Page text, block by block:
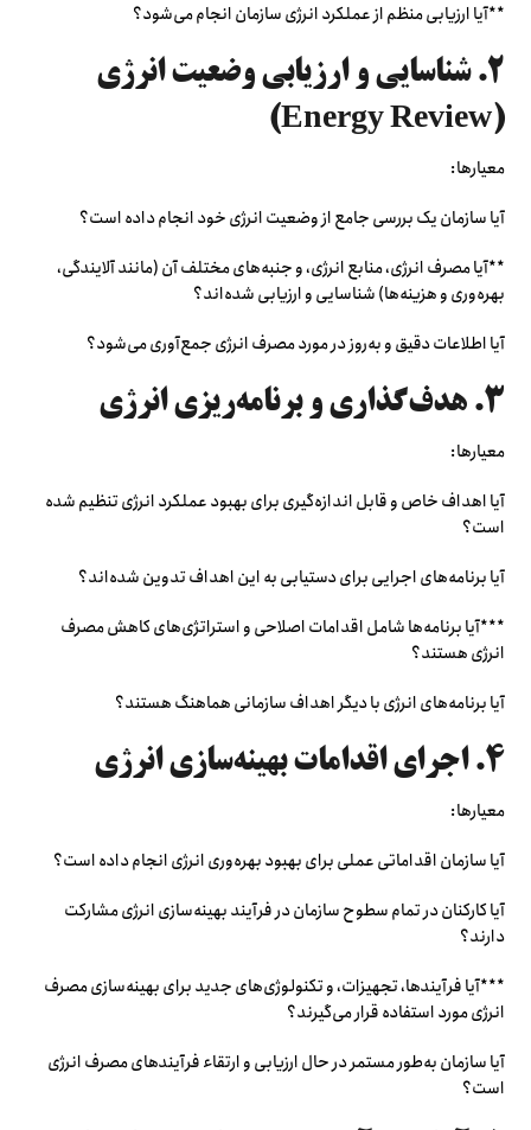
**آیا ارزیابی منظم از عملکرد انرژی سازمان انجام می‌شود؟
۲. شناسایی و ارزیابی وضعیت انرژی
(Energy Review)
معیارها:
آیا سازمان یک بررسی جامع از وضعیت انرژی خود انجام داده است؟
**آیا مصرف انرژی، منابع انرژی، و جنبه‌های مختلف آن (مانند آلایندگی،
بهره‌وری و هزینه‌ها) شناسایی و ارزیابی شده‌اند؟
آیا اطلاعات دقیق و به‌روز در مورد مصرف انرژی جمع‌آوری می‌شود؟
۳. هدف‌گذاری و برنامه‌ریزی انرژی
معیارها:
آیا اهداف خاص و قابل اندازه‌گیری برای بهبود عملکرد انرژی تنظیم شده
است؟
آیا برنامه‌های اجرایی برای دستیابی به این اهداف تدوین شده‌اند؟
***آیا برنامه‌ها شامل اقدامات اصلاحی و استراتژی‌های کاهش مصرف
انرژی هستند؟
آیا برنامه‌های انرژی با دیگر اهداف سازمانی هماهنگ هستند؟
۴. اجرای اقدامات بهینه‌سازی انرژی
معیارها:
آیا سازمان اقداماتی عملی برای بهبود بهره‌وری انرژی انجام داده است؟
آیا کارکنان در تمام سطوح سازمان در فرآیند بهینه‌سازی انرژی مشارکت
دارند؟
***آیا فرآیندها، تجهیزات، و تکنولوژی‌های جدید برای بهینه‌سازی مصرف
انرژی مورد استفاده قرار می‌گیرند؟
آیا سازمان به‌طور مستمر در حال ارزیابی و ارتقاء فرآیندهای مصرف انرژی
است؟